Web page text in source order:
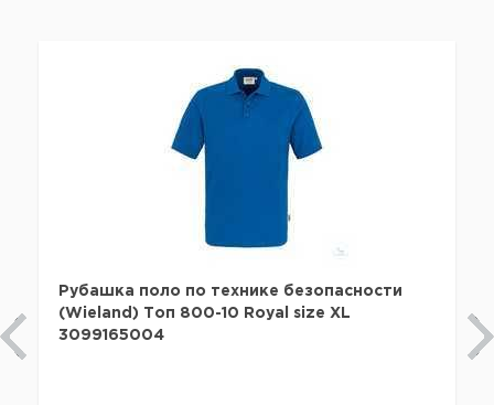
Рубашка поло по технике безопасности
(Wieland) Топ 800-10 Royal size XL
3099165004